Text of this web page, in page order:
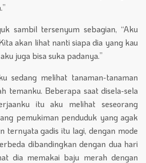
sambil tersenyum sebagian, “Aku
akan lihat nanti siapa dia yang kau
juga bisa suka padanya.”
sedang melihat tanaman-tanaman
temanku. Beberapa saat disela-sela
itu aku melihat seseorang
pemukiman penduduk yang agak
ternyata gadis itu lagi, dengan mode
dibandingkan dengan dua hari
dia memakai baju merah dengan